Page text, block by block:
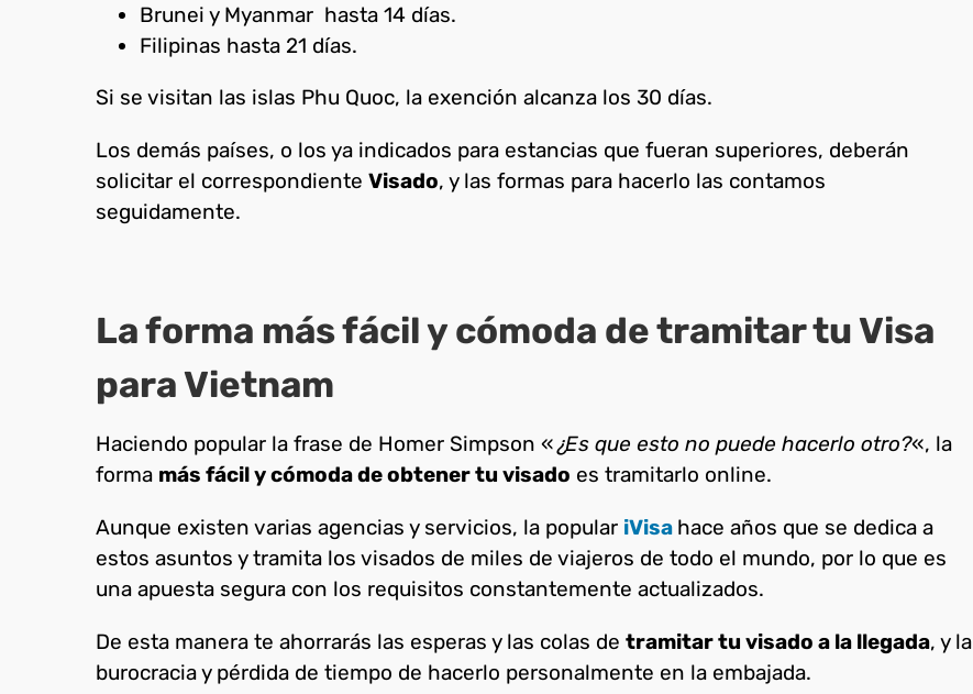
Brunei y Myanmar hasta 14 días.
Filipinas hasta 21 días.
Si se visitan las islas Phu Quoc, la exención alcanza los 30 días.
Los demás países, o los ya indicados para estancias que fueran superiores, deberán
solicitar el correspondiente Visado, y las formas para hacerlo las contamos
seguidamente.
La forma más fácil y cómoda de tramitar tu Visa
para Vietnam
Haciendo popular la frase de Homer Simpson «¿Es que esto no puede hacerlo otro?«, la
forma más fácil y cómoda de obtener tu visado es tramitarlo online.
Aunque existen varias agencias y servicios, la popular iVisa hace años que se dedica a
estos asuntos y tramita los visados de miles de viajeros de todo el mundo, por lo que es
una apuesta segura con los requisitos constantemente actualizados.
De esta manera te ahorrarás las esperas y las colas de tramitar tu visado a la llegada, y la
burocracia y pérdida de tiempo de hacerlo personalmente en la embajada.